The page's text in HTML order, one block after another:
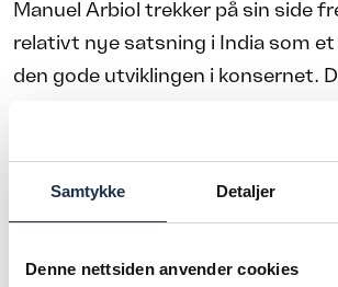
Samtykke Detaljer
Denne nettsiden anvender cookies
Manuel Arbiol trekker på sin side
relativt nye satsning i India som
den gode utviklingen i konsernet.
50/50 joint venture med GLS
emballasjeleverandører.